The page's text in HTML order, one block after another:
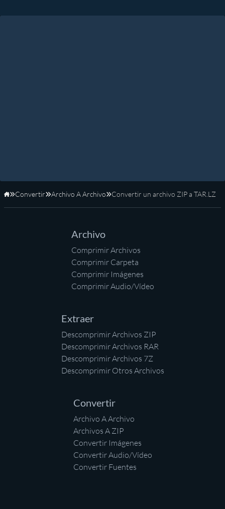
Inicio
Convertir Archivo A Archivo Convertir un archivo ZIP a TAR.LZ
Archivo
Comprimir Archivos
Comprimir Carpeta
Comprimir Imágenes
Comprimir Audio/Vídeo
Extraer
Descomprimir Archivos ZIP
Descomprimir Archivos RAR
Descomprimir Archivos 7Z
Descomprimir Otros Archivos
Convertir
Archivo A Archivo
Archivos A ZIP
Convertir Imágenes
Convertir Audio/Vídeo
Convertir Fuentes